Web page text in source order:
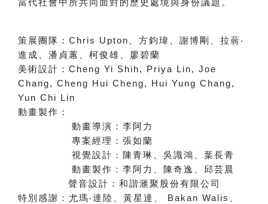
當代社會中所共同面對的歷史處境與身份議題。
策展團隊： Chris Upton 、方鈞瑋、謝博剛、拉蓊 ‧
進成、潘貞蕙、柯俊雄、廖碧蘭
美術設計： Cheng Yi Shih, Priya Lin, Joe
Chang, Cheng Hui Cheng, Hui Yung Chang,
Yun Chi Lin
動畫製作：
動畫導演：李阿力
專案經理：張如蘭
視覺設計：陳青琳、吳識鴻、葉長青
動畫製作：李阿力、陳奇逸、邱芸晨
聲音設計：和諧滙聚股份有限公司
特別感謝： 尤瑪‧達陸、黃星達 、 Bakan Walis 、